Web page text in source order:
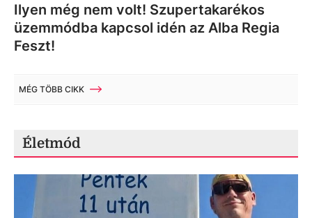
Ilyen még nem volt! Szupertakarékos
üzemmódba kapcsol idén az Alba Regia
Feszt!
MÉG TÖBB CIKK
Életmód